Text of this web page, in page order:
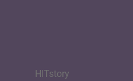
HITstory